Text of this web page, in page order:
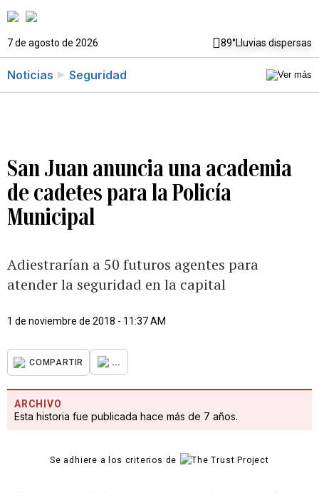
7 de agosto de 2026 89°Lluvias dispersas
Noticias Seguridad
San Juan anuncia una academia
de cadetes para la Policía
Municipal
Adiestrarían a 50 futuros agentes para
atender la seguridad en la capital
1 de noviembre de 2018 - 11:37 AM
COMPARTIR ...
ARCHIVO
Esta historia fue publicada hace más de 7 años.
Se adhiere a los criterios de